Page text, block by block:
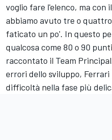
voglio fare l'elenco, ma con
abbiamo avuto tre o
faticato un po'. In questo
qualcosa come 80 o 90
raccontato il Team
errori dello sviluppo,
difficoltà nella fase più